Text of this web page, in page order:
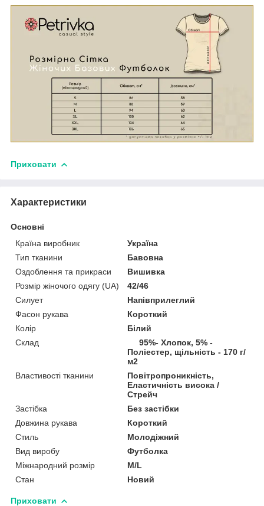
Приховати
Характеристики
Основні
Країна виробник
Україна
Тип тканини
Бавовна
Оздоблення та прикраси
Вишивка
Розмір жіночого одягу (UA)
42/46
Силует
Напівприлеглий
Фасон рукава
Короткий
Колір
Білий
Склад
95%- Хлопок, 5% -
Поліестер, щільність - 170 г/
м2
Властивості тканини
Повітропроникність,
Еластичність висока /
Стрейч
Застібка
Без застібки
Довжина рукава
Короткий
Стиль
Молодіжний
Вид виробу
Футболка
Міжнародний розмір
M/L
Стан
Новий
Приховати